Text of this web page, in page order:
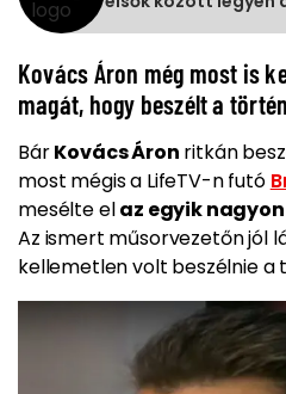
Kovács Áron még most is
magát, hogy beszélt a
BárKovács Áron ritkán
most mégis a LifeTV-n futó
mesélte elaz egyik
Az ismert műsorvezetőn jól
kellemetlen volt beszélnie a